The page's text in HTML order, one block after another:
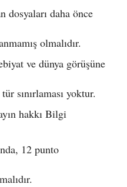
dosyaları daha önce
olmalıdır.
ve dünya görüşüne
sınırlaması yoktur.
hakkı Bilgi
12 punto